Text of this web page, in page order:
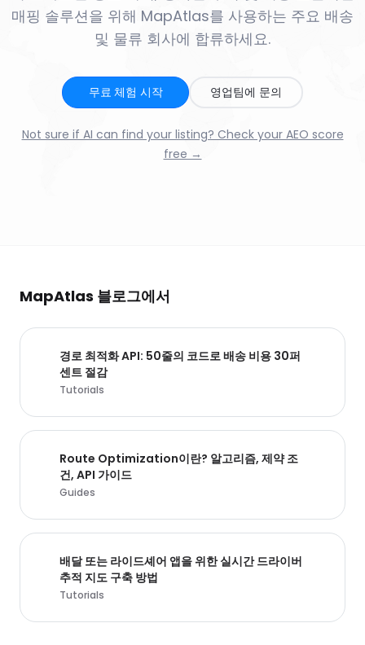
매핑 솔루션을 위해 MapAtlas를 사용하는 주요 배송
및 물류 회사에 합류하세요.
무료 체험 시작 영업팀에 문의
Not sure if AI can find your listing? Check your AEO score
free →
MapAtlas 블로그에서
경로 최적화 API: 50줄의 코드로 배송 비용 30퍼
센트 절감
Tutorials
Route Optimization이란? 알고리즘, 제약 조
건, API 가이드
Guides
배달 또는 라이드셰어 앱을 위한 실시간 드라이버
추적 지도 구축 방법
Tutorials